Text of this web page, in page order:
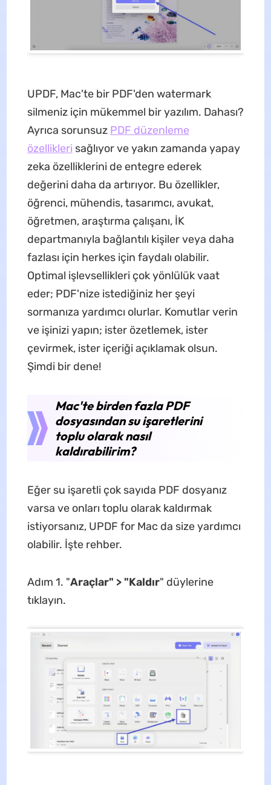
UPDF, Mac'te bir PDF'den watermark
silmeniz için mükemmel bir yazılım. Dahası?
Ayrıca sorunsuz PDF düzenleme
özellikleri sağlıyor ve yakın zamanda yapay
zeka özelliklerini de entegre ederek
değerini daha da artırıyor. Bu özellikler,
öğrenci, mühendis, tasarımcı, avukat,
öğretmen, araştırma çalışanı, İK
departmanıyla bağlantılı kişiler veya daha
fazlası için herkes için faydalı olabilir.
Optimal işlevsellikleri çok yönlülük vaat
eder; PDF'nize istediğiniz her şeyi
sormanıza yardımcı olurlar. Komutlar verin
ve işinizi yapın; ister özetlemek, ister
çevirmek, ister içeriği açıklamak olsun.
Şimdi bir dene!
Mac'te birden fazla PDF
dosyasından su işaretlerini
toplu olarak nasıl
kaldırabilirim?
Eğer su işaretli çok sayıda PDF dosyanız
varsa ve onları toplu olarak kaldırmak
istiyorsanız, UPDF for Mac da size yardımcı
olabilir. İşte rehber.
Adım 1. "Araçlar" > "Kaldır" düylerine
tıklayın.